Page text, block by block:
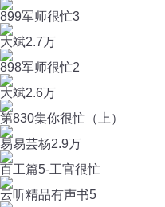
899军师很忙3
大斌2.7万
898军师很忙2
大斌2.6万
第830集你很忙（上）
易易芸杨2.9万
百工篇5-工官很忙
云听精品有声书5